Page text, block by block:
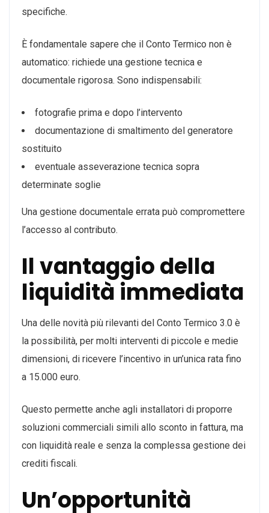
specifiche.
È fondamentale sapere che il Conto Termico non è
automatico: richiede una gestione tecnica e
documentale rigorosa. Sono indispensabili:
fotografie prima e dopo l’intervento
documentazione di smaltimento del generatore
sostituito
eventuale asseverazione tecnica sopra
determinate soglie
Una gestione documentale errata può compromettere
l’accesso al contributo.
Il vantaggio della
liquidità immediata
Una delle novità più rilevanti del Conto Termico 3.0 è
la possibilità, per molti interventi di piccole e medie
dimensioni, di ricevere l’incentivo in un’unica rata fino
a 15.000 euro.
Questo permette anche agli installatori di proporre
soluzioni commerciali simili allo sconto in fattura, ma
con liquidità reale e senza la complessa gestione dei
crediti fiscali.
Un’opportunità